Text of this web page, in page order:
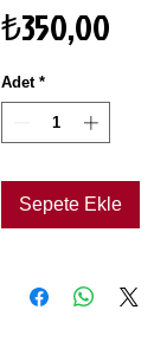
₺350,00
Adet *
Sepete Ekle